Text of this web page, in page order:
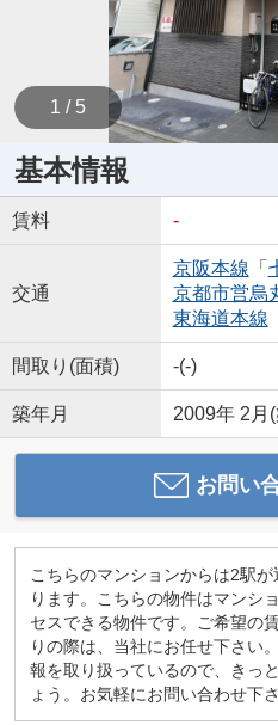
1 / 5
基本情報
賃料 -
交通
京阪本線 「
京都市営烏
東海道本線
間取り(面積) -(-)
築年月 2009年 2月
お問い
こちらのマンションからは2駅
ります。こちらの物件はマンシ
セスできる物件です。ご希望の
りの際は、当社にお任せ下さい
報を取り扱っているので、きっ
ょう。お気軽にお問い合わせ下さ